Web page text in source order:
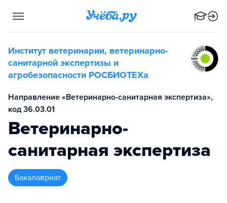
Институт ветеринарии, ветеринарно-
санитарной экспертизы и
агробезопасности РОСБИОТЕХа
Направление «Ветеринарно-санитарная экспертиза»,
код 36.03.01
Ветеринарно-
санитарная экспертиза
бакалавриат